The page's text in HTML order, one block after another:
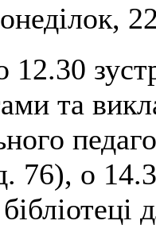
12.30
та
76), о